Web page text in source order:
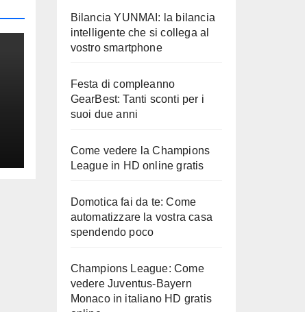
Bilancia YUNMAI: la bilancia
intelligente che si collega al
vostro smartphone
Festa di compleanno
GearBest: Tanti sconti per i
suoi due anni
Come vedere la Champions
League in HD online gratis
Domotica fai da te: Come
automatizzare la vostra casa
spendendo poco
Champions League: Come
vedere Juventus-Bayern
Monaco in italiano HD gratis